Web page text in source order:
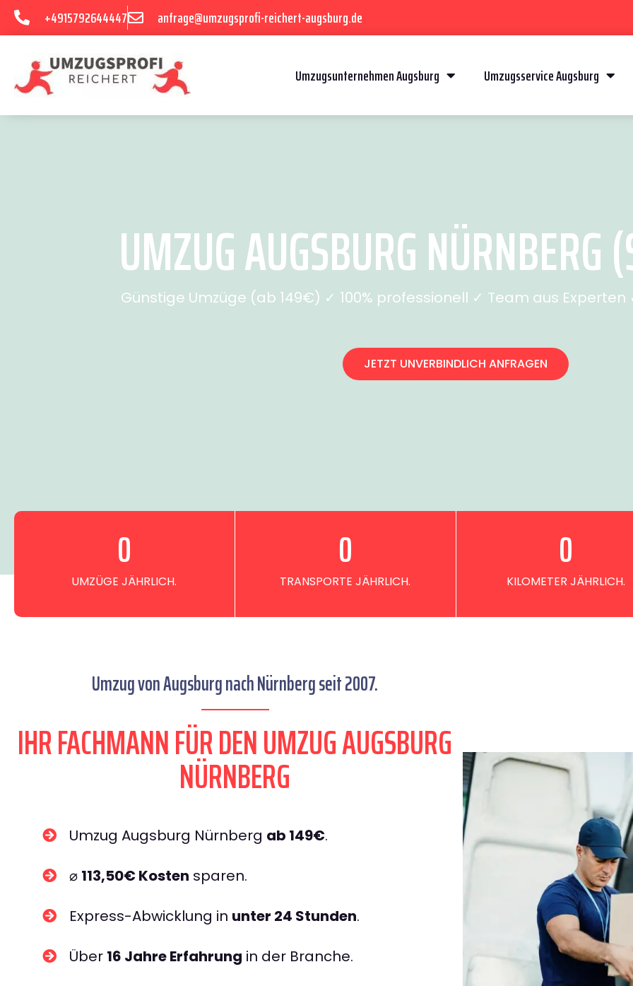
+4915792644447 anfrage@umzugsprofi-reichert-augsburg.de
Umzugsunternehmen Augsburg Umzugsservice Augsburg
UMZUG AUGSBURG
Günstige Umzüge (ab 149€) ✓ 100% professionell ✓ Team aus
JETZT UNVERBINDLICH ANFRAGEN
UMZÜGE JÄHRLICH.
0
TRANSPORTE JÄHRLICH.
0
KILOMETER JÄHRLICH.
0
Umzug von Augsburg nach Nürnberg seit 2007.
IHR FACHMANN FÜR DEN UMZUG AUGSBURG
NÜRNBERG
Umzug Augsburg Nürnberg ab 149€.
⌀ 113,50€ Kosten sparen.
Express-Abwicklung in unter 24 Stunden.
Über 16 Jahre Erfahrung in der Branche.